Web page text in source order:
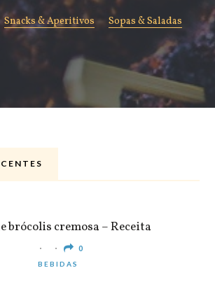
Snacks & Aperitivos
Sopas & Saladas
brócolis cremosa – Receita
0
BEBIDAS